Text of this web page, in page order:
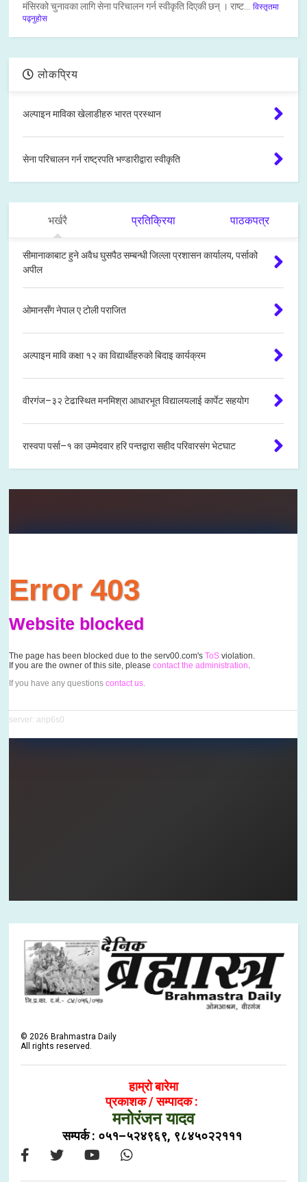
मंसिरको चुनावका लागि सेना परिचालन गर्न स्वीकृति दिएकी छन् । राष्ट... विस्तृतमा
पढ्नुहोस
लोकप्रिय
अल्पाइन माविका खेलाडीहरु भारत प्रस्थान
सेना परिचालन गर्न राष्ट्रपति भण्डारीद्वारा स्वीकृति
भर्खरै प्रतिक्रिया पाठकपत्र
सीमानाकाबाट हुने अवैध घुसपैठ सम्बन्धी जिल्ला प्रशासन कार्यालय, पर्साको
अपील
ओमानसँग नेपाल ए टोली पराजित
अल्पाइन मावि कक्षा १२ का विद्यार्थीहरुको बिदाइ कार्यक्रम
वीरगंज–३२ टेढास्थित मनमिश्रा आधारभूत विद्यालयलाई कार्पेट सहयोग
रास्वपा पर्सा–१ का उम्मेदवार हरि पन्तद्वारा सहीद परिवारसंग भेटघाट
©2026 Brahmastra Daily
All rights reserved.
हाम्रो बारेमा
प्रकाशक / सम्पादक :
मनोरंजन यादव
सम्पर्क : ०५१–५२४९६९, ९८४५०२२१११